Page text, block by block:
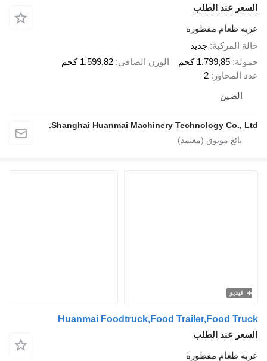
السعر عند الطلب
عربة طعام مقطورة
حالة المركبة جديد
حمولة 1.799,85 كجم الوزن الصافي 1.599,82 كجم
عدد المحاور
2
الصين
Shanghai Huanmai Machinery Technology Co., Ltd.
فيديو
Huanmai Foodtruck,Food Trailer,Food Truck
السعر عند الطلب
عربة طعام مقطورة